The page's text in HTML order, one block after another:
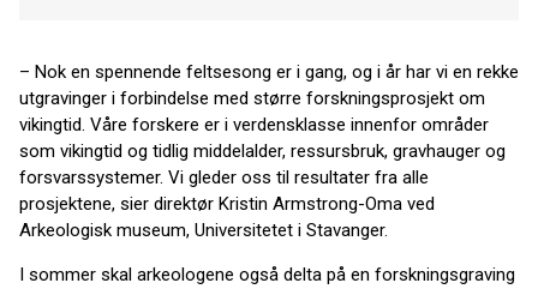
– Nok en spennende feltsesong er i gang, og i år har vi en rekke
utgravinger i forbindelse med større forskningsprosjekt om
vikingtid. Våre forskere er i verdensklasse innenfor områder
som vikingtid og tidlig middelalder, ressursbruk, gravhauger og
forsvarssystemer. Vi gleder oss til resultater fra alle
prosjektene, sier direktør Kristin Armstrong-Oma ved
Arkeologisk museum, Universitetet i Stavanger.
I sommer skal arkeologene også delta på en forskningsgraving